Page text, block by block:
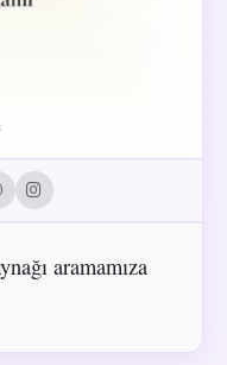
aramamıza